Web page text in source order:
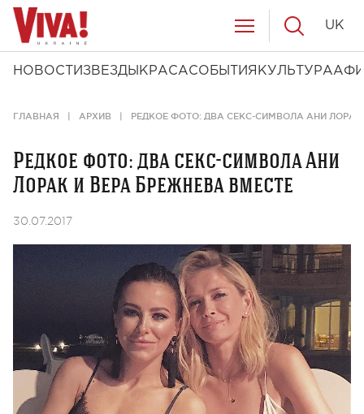
НОВОСТИ ЗВЕЗДЫ КРАСАСОБЫТИЯ КУЛЬТУРА
UK
ГЛАВНАЯ АРХИВ РЕДКОЕ ФОТО: ДВА СЕКС-СИМВОЛА АНИ
Редкое фото: два секс-символа Ани
Лорак и Вера Брежнева вместе
30.07.2017